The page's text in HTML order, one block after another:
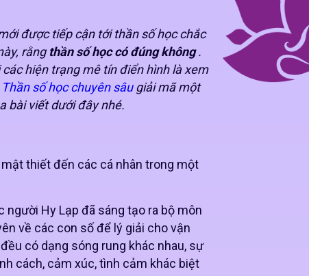
được tiếp cận tới thần số học chắc
rằngthần số học có đúng không.
hiện trạng mê tín điển hình là xem
Thần số học chuyên sâugiải mã một
bài viết dưới đây nhé.
thiết đến các cá nhân trong một
Hy Lạp đã sáng tạo ra bộ môn
về các con số để lý giải cho vận
có dạng sóng rung khác nhau, sự
cách, cảm xúc, tình cảm khác biệt